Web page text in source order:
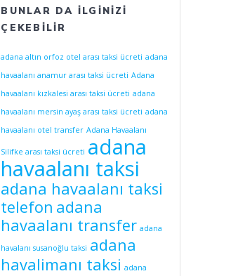
BUNLAR DA İLGINIZI
ÇEKEBILIR
adana altın orfoz otel arası taksi ücreti adana
havaalanı anamur arası taksi ücreti Adana
havaalanı kızkalesi arası taksi ücreti adana
havaalanı mersin ayaş arası taksi ücreti adana
havaalanı otel transfer Adana Havaalanı
Silifke arası taksi ücreti adana
havaalanı taksi
adana havaalanı taksi
telefon adana
havaalanı transfer adana
havalanı susanoğlu taksi adana
havalimanı taksi adana